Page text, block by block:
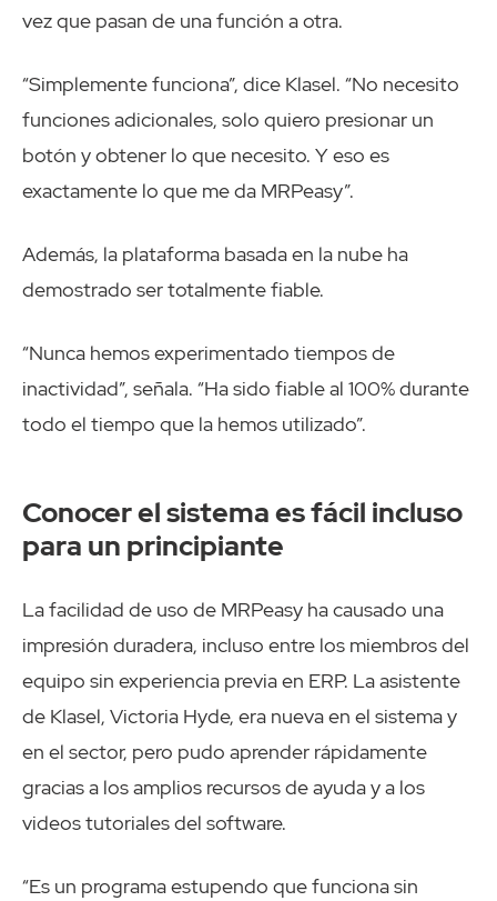
vez que pasan de una función a otra.
“Simplemente funciona”, dice Klasel. “No necesito
funciones adicionales, solo quiero presionar un
botón y obtener lo que necesito. Y eso es
exactamente lo que me da MRPeasy”.
Además, la plataforma basada en la nube ha
demostrado ser totalmente fiable.
“Nunca hemos experimentado tiempos de
inactividad”, señala. “Ha sido fiable al 100% durante
todo el tiempo que la hemos utilizado”.
Conocer el sistema es fácil incluso
para un principiante
La facilidad de uso de MRPeasy ha causado una
impresión duradera, incluso entre los miembros del
equipo sin experiencia previa en ERP. La asistente
de Klasel, Victoria Hyde, era nueva en el sistema y
en el sector, pero pudo aprender rápidamente
gracias a los amplios recursos de ayuda y a los
videos tutoriales del software.
“Es un programa estupendo que funciona sin